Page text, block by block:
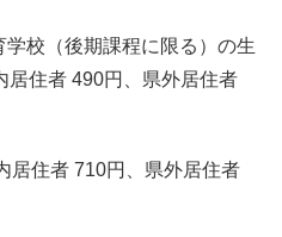
学校（後期課程に限る）の生
居住者 490円、県外居住者
居住者 710円、県外居住者